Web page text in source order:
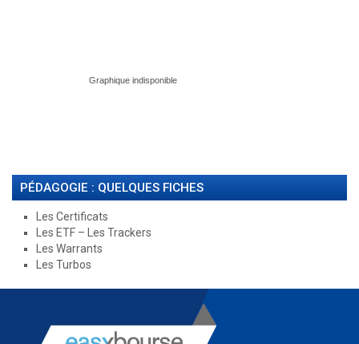
PÉDAGOGIE : QUELQUES FICHES
Les Certificats
Les ETF – Les Trackers
Les Warrants
Les Turbos